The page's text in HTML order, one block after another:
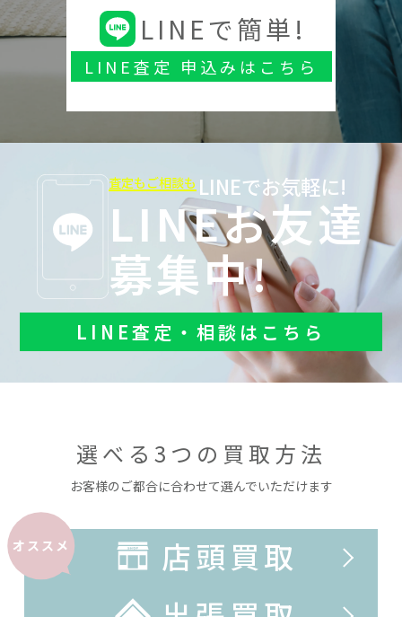
LINEで簡単!
LINE査定 申込みはこちら
査定もご相談も LINEでお気軽に!
LINEお友達
募集中!
LINE査定・相談はこちら
選べる3つの買取方法
お客様のご都合に合わせて選んでいただけます
オススメ
店頭買取